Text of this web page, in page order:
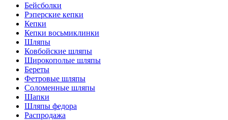
Бейсболки
Рэперские кепки
Кепки
Кепки восьмиклинки
Шляпы
Ковбойские шляпы
Широкополые шляпы
Береты
Фетровые шляпы
Соломенные шляпы
Шапки
Шляпы федора
Распродажа